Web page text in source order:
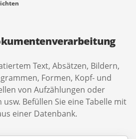
Text, Absätzen, Bildern,
Formen, Kopf- und
von Aufzählungen oder
Befüllen Sie eine Tabelle mit
einer Datenbank.